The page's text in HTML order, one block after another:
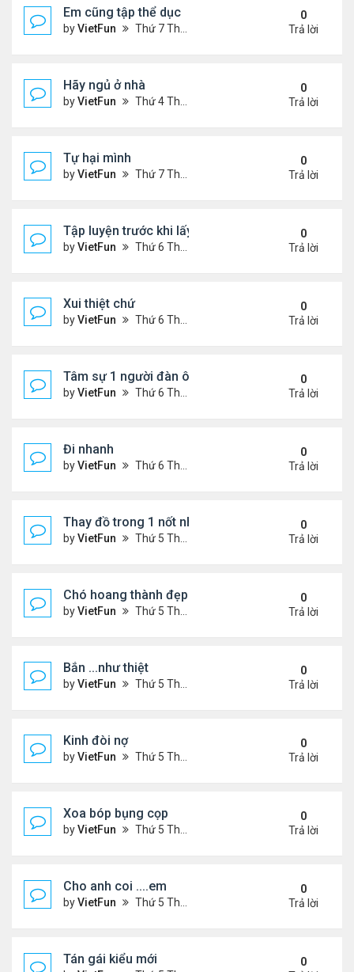
Em cũng tập thể dục
byVietFun Thứ 7 Tháng 12 12, 2020 10:22 am
0
Trả lời
Hãy ngủ ở nhà
byVietFun Thứ 4 Tháng 12 09, 2020 12:20 pm
0
Trả lời
Tự hại mình
byVietFun Thứ 7 Tháng 12 05, 2020 10:32 am
0
Trả lời
Tập luyện trước khi lấy chồng
byVietFun Thứ 6 Tháng 12 04, 2020 2:15 pm
0
Trả lời
Xui thiệt chứ
byVietFun Thứ 6 Tháng 12 04, 2020 2:13 pm
0
Trả lời
Tâm sự 1 người đàn ông
byVietFun Thứ 6 Tháng 12 04, 2020 1:53 pm
0
Trả lời
Đi nhanh
byVietFun Thứ 6 Tháng 12 04, 2020 1:51 pm
0
Trả lời
Thay đồ trong 1 nốt nhạc
byVietFun Thứ 5 Tháng 12 03, 2020 4:40 pm
0
Trả lời
Chó hoang thành đẹp
byVietFun Thứ 5 Tháng 12 03, 2020 4:30 pm
0
Trả lời
Bắn ...như thiệt
byVietFun Thứ 5 Tháng 12 03, 2020 4:26 pm
0
Trả lời
Kinh đòi nợ
byVietFun Thứ 5 Tháng 12 03, 2020 4:16 pm
0
Trả lời
Xoa bóp bụng cọp
byVietFun Thứ 5 Tháng 12 03, 2020 4:14 pm
0
Trả lời
Cho anh coi ....em
byVietFun Thứ 5 Tháng 12 03, 2020 4:00 pm
0
Trả lời
Tán gái kiểu mới
0